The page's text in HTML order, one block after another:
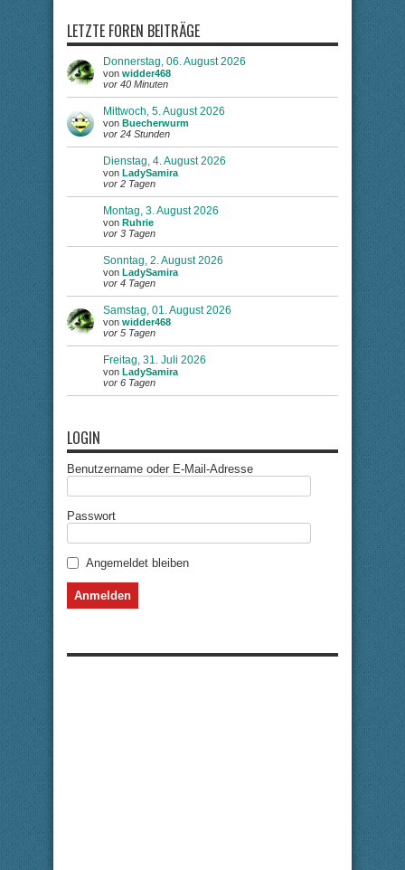
LETZTE FOREN BEITRÄGE
Donnerstag, 06. August 2026
von widder468
vor 40 Minuten
Mittwoch, 5. August 2026
von Buecherwurm
vor 24 Stunden
Dienstag, 4. August 2026
von LadySamira
vor 2 Tagen
Montag, 3. August 2026
von Ruhrie
vor 3 Tagen
Sonntag, 2. August 2026
von LadySamira
vor 4 Tagen
Samstag, 01. August 2026
von widder468
vor 5 Tagen
Freitag, 31. Juli 2026
von LadySamira
vor 6 Tagen
LOGIN
Benutzername oder E-Mail-Adresse
Passwort
Angemeldet bleiben